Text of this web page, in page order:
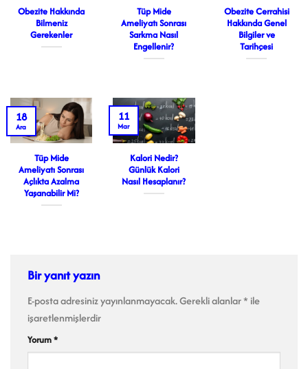
Obezite Hakkında
Bilmeniz
Gerekenler
Tüp Mide
Ameliyatı Sonrası
Sarkma Nasıl
Engellenir?
Obezite Cerrahisi
Hakkında Genel
Bilgiler ve
Tarihçesi
Tüp Mide
Ameliyatı Sonrası
Açlıkta Azalma
Yaşanabilir Mi?
18
Ara
Kalori Nedir?
Günlük Kalori
Nasıl Hesaplanır?
11
Mar
Bir yanıt yazın
E-posta adresiniz yayınlanmayacak.Gerekli alanlar* ile
işaretlenmişlerdir
Yorum*